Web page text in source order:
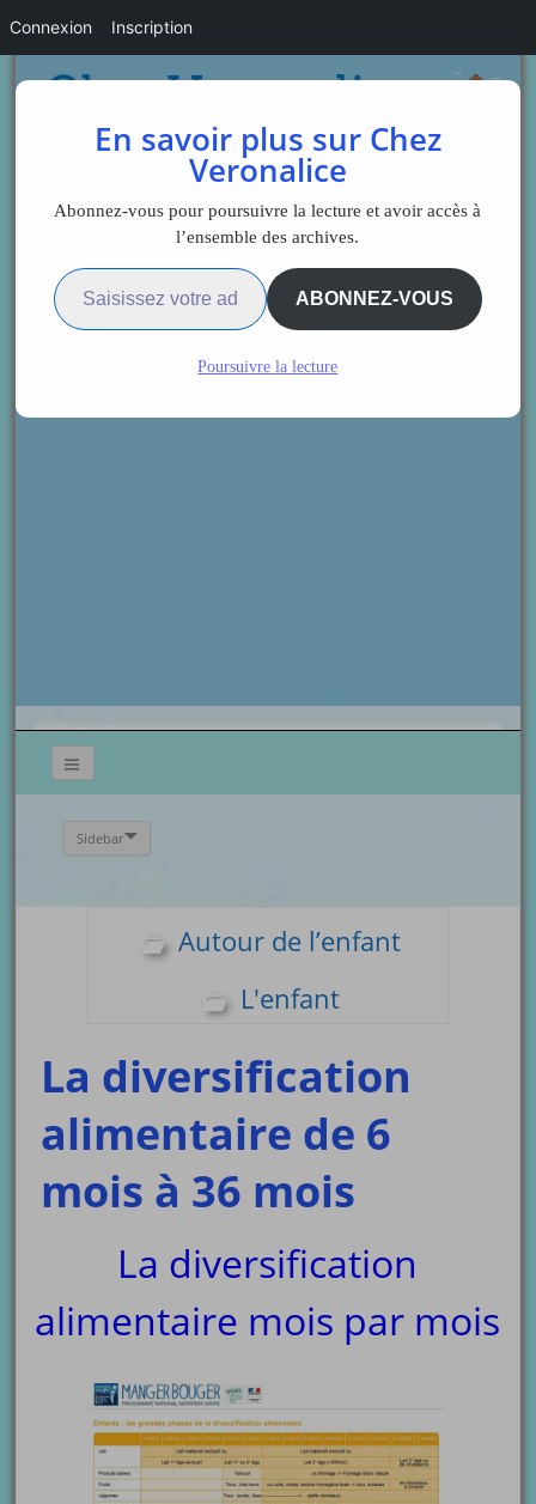
Sidebar
Autour de l’enfant
L'enfant
La diversification
alimentaire de 6
mois à 36 mois
La diversification
alimentaire mois par mois
En savoir plus sur Chez
Veronalice
Abonnez-vous pour poursuivre la lecture et avoir accès à
l’ensemble des archives.
Saisissez votre adresse e-mail…
ABONNEZ-VOUS
Poursuivre la lecture
Connexion Inscription